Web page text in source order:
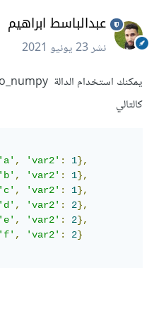
عبدالباسط ابراهيم
نشر23 يونيو 2021
كالتالي
'a', 'var2': 1},
'b', 'var2': 1},
'c', 'var2': 1},
'd', 'var2': 2},
'e', 'var2': 2},
'f', 'var2': 2}